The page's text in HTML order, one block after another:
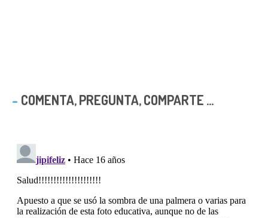
COMENTA, PREGUNTA, COMPARTE ...